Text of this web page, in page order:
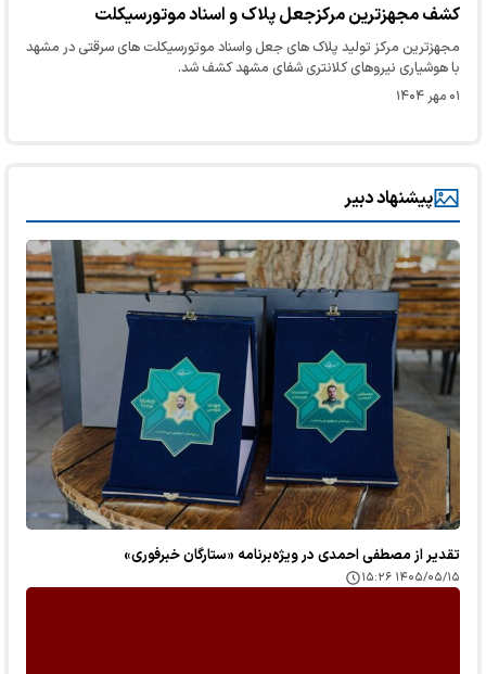
کشف مجهزترین مرکزجعل پلاک و اسناد موتورسیکلت
​​​​​​​مجهزترین مرکز تولید پلاک های جعل واسناد موتورسیکلت های سرقتی در مشهد
با هوشیاری نیروهای کلانتری شفای مشهد کشف شد.
۰۱ مهر ۱۴۰۴
پیشنهاد دبیر
تقدیر از مصطفی احمدی در ویژه‌برنامه «ستارگان خبرفوری»
۱۴۰۵/۰۵/۱۵ ۱۵:۲۶